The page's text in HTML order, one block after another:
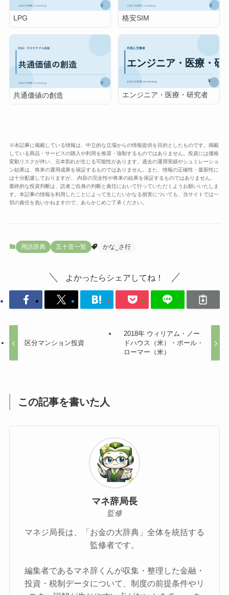
LPG 格安SIM
共通価値の創造 エンジニア・医療・研究者
※本記事に掲載している情報は、中立的な立場からの情報提供を目的としたものです。掲載
している商品・サービスの購入や利用を推奨・強制するものではありません。投資には価格
変動リスクが伴い、元本割れが生じる可能性があります。過去の運用実績やシュミレーショ
ン結果は、将来の運用成果を保証するものではありません。また、情報の正確性・最新性に
は十分配慮しておりますが、 内容の完全性や将来の結果を保証するものではありません。
最終的な投資判断は、読者ご自身の判断と責任において行っていただくようお願いいたしま
す。本記事の情報を利用したことによって生じたいかなる損害についても、当サイトでは一
切の責任を負いかねますので、あらかじめご了承ください。
用語辞典 五十音一覧 かな_さ行
よかったらシェアしてね！
区分マンション投資
2018年 ウィリアム・ノー
ドハウス（米）・ポール・
ローマー（米）
この記事を書いた人
マネ辞局長
監修
マネジ局長は、「お金の大辞典」全体を統括する
監修者です。
編集者であるマネ辞くんが収集・整理した金融・
投資・税制データについて、制度の前提条件やリ